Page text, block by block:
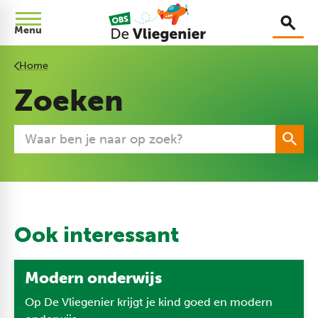
Menu
Home
Zoeken
Ook interessant
Modern onderwijs
Op De Vliegenier krijgt je kind goed en modern